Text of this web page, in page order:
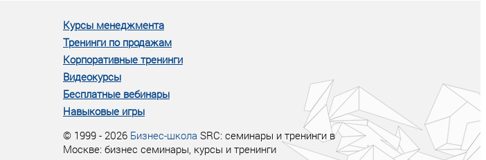
Курсы менеджмента
Тренинги по продажам
Корпоративные тренинги
Видеокурсы
Бесплатные вебинары
Навыковые игры
© 1999 - 2026 Бизнес-школа SRC: семинары и тренинги в
Москве: бизнес семинары, курсы и тренинги